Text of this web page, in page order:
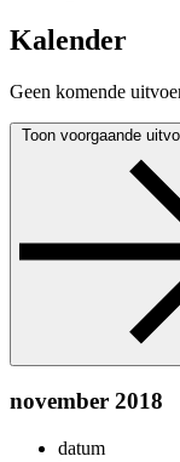
Kalender
Geen komende
Toon voorgaande
november 2018
datum